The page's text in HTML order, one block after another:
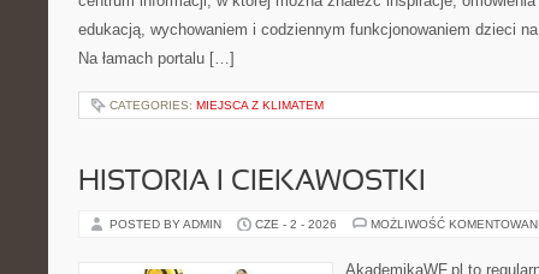
edukacją, wychowaniem i codziennym funkcjonowaniem dzieci
Na łamach portalu […]
CATEGORIES: MIEJSCA Z KLIMATEM
HISTORIA I CIEKAWOSTKI
POSTED BY ADMIN CZE - 2 - 2026 MOŻLIWOŚĆ
AkademikaWF.pl to